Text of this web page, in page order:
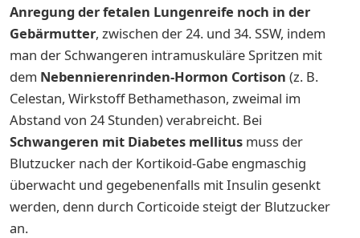
Anregung der fetalen Lungenreife noch in der
Gebärmutter, zwischen der 24. und 34. SSW, indem
man der Schwangeren intramuskuläre Spritzen mit
dem Nebennierenrinden-Hormon Cortison (z. B.
Celestan, Wirkstoff Bethamethason, zweimal im
Abstand von 24 Stunden) verabreicht. Bei
Schwangeren mit Diabetes mellitus muss der
Blutzucker nach der Kortikoid-Gabe engmaschig
überwacht und gegebenenfalls mit Insulin gesenkt
werden, denn durch Corticoide steigt der Blutzucker
an.